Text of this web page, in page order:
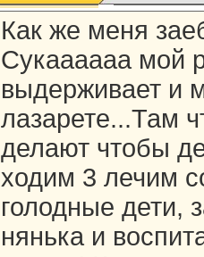
Как же меня
Сукаааааа мой
выдерживает и
лазарете...Там
делают чтобы
ходим 3 лечим
голодные дети,
нянька и